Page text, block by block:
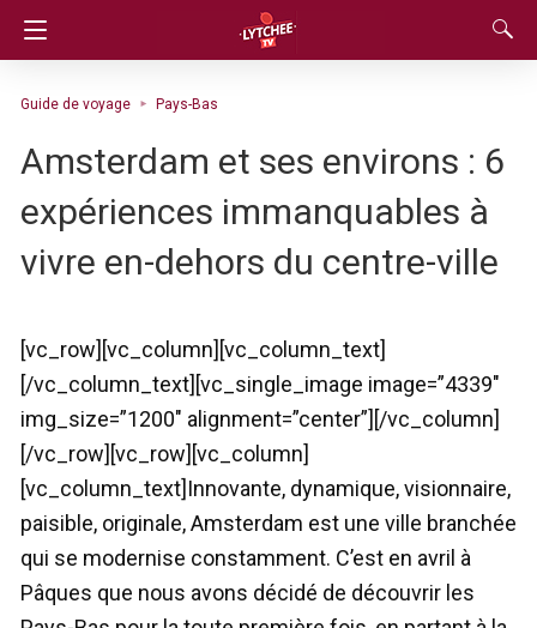
Guide de voyage Pays-Bas
Amsterdam et ses environs : 6
expériences immanquables à
vivre en-dehors du centre-ville
[vc_row][vc_column][vc_column_text]
[/vc_column_text][vc_single_image image=”4339″
img_size=”1200″ alignment=”center”][/vc_column]
[/vc_row][vc_row][vc_column]
[vc_column_text]Innovante, dynamique, visionnaire,
paisible, originale, Amsterdam est une ville branchée
qui se modernise constamment. C’est en avril à
Pâques que nous avons décidé de découvrir les